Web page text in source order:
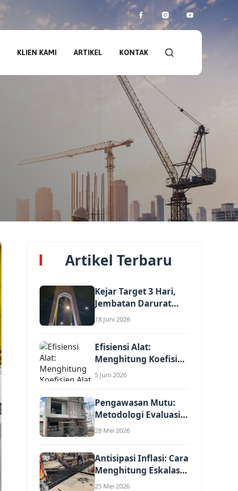
KLIEN KAMI ARTIKEL KONTAK
Artikel Terbaru
Kejar Target 3 Hari,
Jembatan Darurat
Nelayan Rumbai...
18 Juni 2026
Efisiensi Alat:
Menghitung Koefisien
Alat Berat dalam
5 Juni 2026
Pengawasan Mutu:
Metodologi Evaluasi
Kewajaran Harga
28 Mei 2026
Antisipasi Inflasi: Cara
Menghitung Eskalasi
Harga dalam
25 Mei 2026